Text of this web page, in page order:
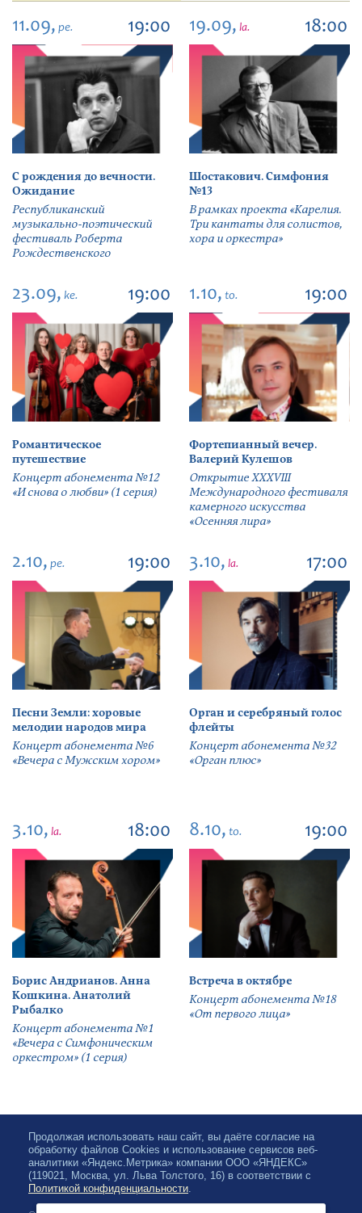
11.09, pe. 19:00
С рождения до вечности.
Ожидание
Республиканский
музыкально-поэтический
фестиваль Роберта
Рождественского
19.09, la. 18:00
Шостакович. Симфония
№13
В рамках проекта «Карелия.
Три кантаты для солистов,
хора и оркестра»
23.09, ke. 19:00
Романтическое
путешествие
Концерт абонемента №12
«И снова о любви» (1 серия)
1.10, to. 19:00
Фортепианный вечер.
Валерий Кулешов
Открытие ХХХVIII
Международного фестиваля
камерного искусства
«Осенняя лира»
2.10, pe. 19:00
Песни Земли: хоровые
мелодии народов мира
Концерт абонемента №6
«Вечера с Мужским хором»
3.10, la. 17:00
Орган и серебряный голос
флейты
Концерт абонемента №32
«Орган плюс»
3.10, la. 18:00
Борис Андрианов. Анна
Кошкина. Анатолий
Рыбалко
Концерт абонемента №1
«Вечера с Симфоническим
оркестром» (1 серия)
8.10, to. 19:00
Встреча в октябре
Концерт абонемента №18
«От первого лица»
Продолжая использовать наш сайт, вы даёте согласие на
обработку файлов Cookies и использование сервисов веб-
аналитики «Яндекс.Метрика» компании ООО «ЯНДЕКС»
(119021, Москва, ул. Льва Толстого, 16) в соответствии с
Политикой конфиденциальности.